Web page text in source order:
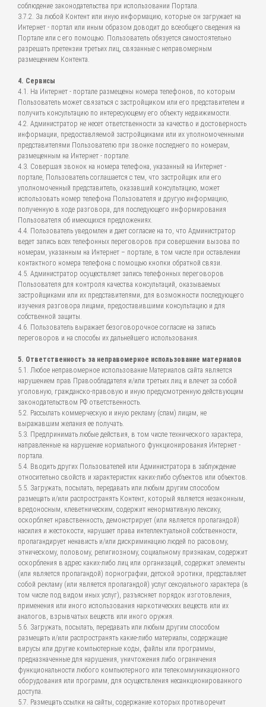
соблюдение законодательства при использовании Портала.
3.7.2. За любой Контент или иную информацию, которые он загружает на
Интернет - портал или иным образом доводит до всеобщего сведения на
Портале или с его помощью. Пользователь обязуется самостоятельно
разрешать претензии третьих лиц, связанные с неправомерным
размещением Контента.
4. Сервисы
4.1. На Интернет - портале размещены номера телефонов, по которым
Пользователь может связаться с застройщиком или его представителем и
получить консультацию по интересующему его объекту недвижимости.
4.2. Администратор не несет ответственности за качество и достоверность
информации, предоставляемой застройщиками или их уполномоченными
представителями Пользователю при звонке последнего по номерам,
размещенным на Интернет - портале.
4.3. Совершая звонок на номера телефона, указанный на Интернет -
портале, Пользователь соглашается с тем, что застройщик или его
уполномоченный представитель, оказавший консультацию, может
использовать номер телефона Пользователя и другую информацию,
полученную в ходе разговора, для последующего информирования
Пользователя об имеющихся предложениях.
4.4. Пользователь уведомлен и дает согласие на то, что Администратор
ведет запись всех телефонных переговоров при совершении вызова по
номерам, указанным на Интернет – портале, в том числе при оставлении
контактного номера телефона с помощью кнопки обратной связи.
4.5. Администратор осуществляет запись телефонных переговоров
Пользователя для контроля качества консультаций, оказываемых
застройщиками или их представителями, для возможности последующего
изучения разговора лицами, предоставившими консультацию и для
собственной защиты.
4.6. Пользователь выражает безоговорочное согласие на запись
переговоров и на способы их дальнейшего использования.
5. Ответственность за неправомерное использование материалов
5.1. Любое неправомерное использование Материалов сайта является
нарушением прав Правообладателя и/или третьих лиц и влечет за собой
уголовную, гражданско-правовую и иную предусмотренную действующим
законодательством РФ ответственность.
5.2. Рассылать коммерческую и иную рекламу (спам) лицам, не
выражавшим желания ее получать.
5.3. Предпринимать любые действия, в том числе технического характера,
направленные на нарушение нормального функционирования Интернет -
портала.
5.4. Вводить других Пользователей или Администратора в заблуждение
относительно свойств и характеристик каких-либо субъектов или объектов.
5.5. Загружать, посылать, передавать или любым другим способом
размещать и/или распространять Контент, который является незаконным,
вредоносным, клеветническим, содержит ненормативную лексику,
оскорбляет нравственность, демонстрирует (или является пропагандой)
насилия и жестокости, нарушает права интеллектуальной собственности,
пропагандирует ненависть и/или дискриминацию людей по расовому,
этническому, половому, религиозному, социальному признакам, содержит
оскорбления в адрес каких-либо лиц или организаций, содержит элементы
(или является пропагандой) порнографии, детской эротики, представляет
собой рекламу (или является пропагандой) услуг сексуального характера (в
том числе под видом иных услуг), разъясняет порядок изготовления,
применения или иного использования наркотических веществ или их
аналогов, взрывчатых веществ или иного оружия.
5.6. Загружать, посылать, передавать или любым другим способом
размещать и/или распространять какие-либо материалы, содержащие
вирусы или другие компьютерные коды, файлы или программы,
предназначенные для нарушения, уничтожения либо ограничения
функциональности любого компьютерного или телекоммуникационного
оборудования или программ, для осуществления несанкционированного
доступа.
5.7. Размещать ссылки на сайты, содержание которых противоречит